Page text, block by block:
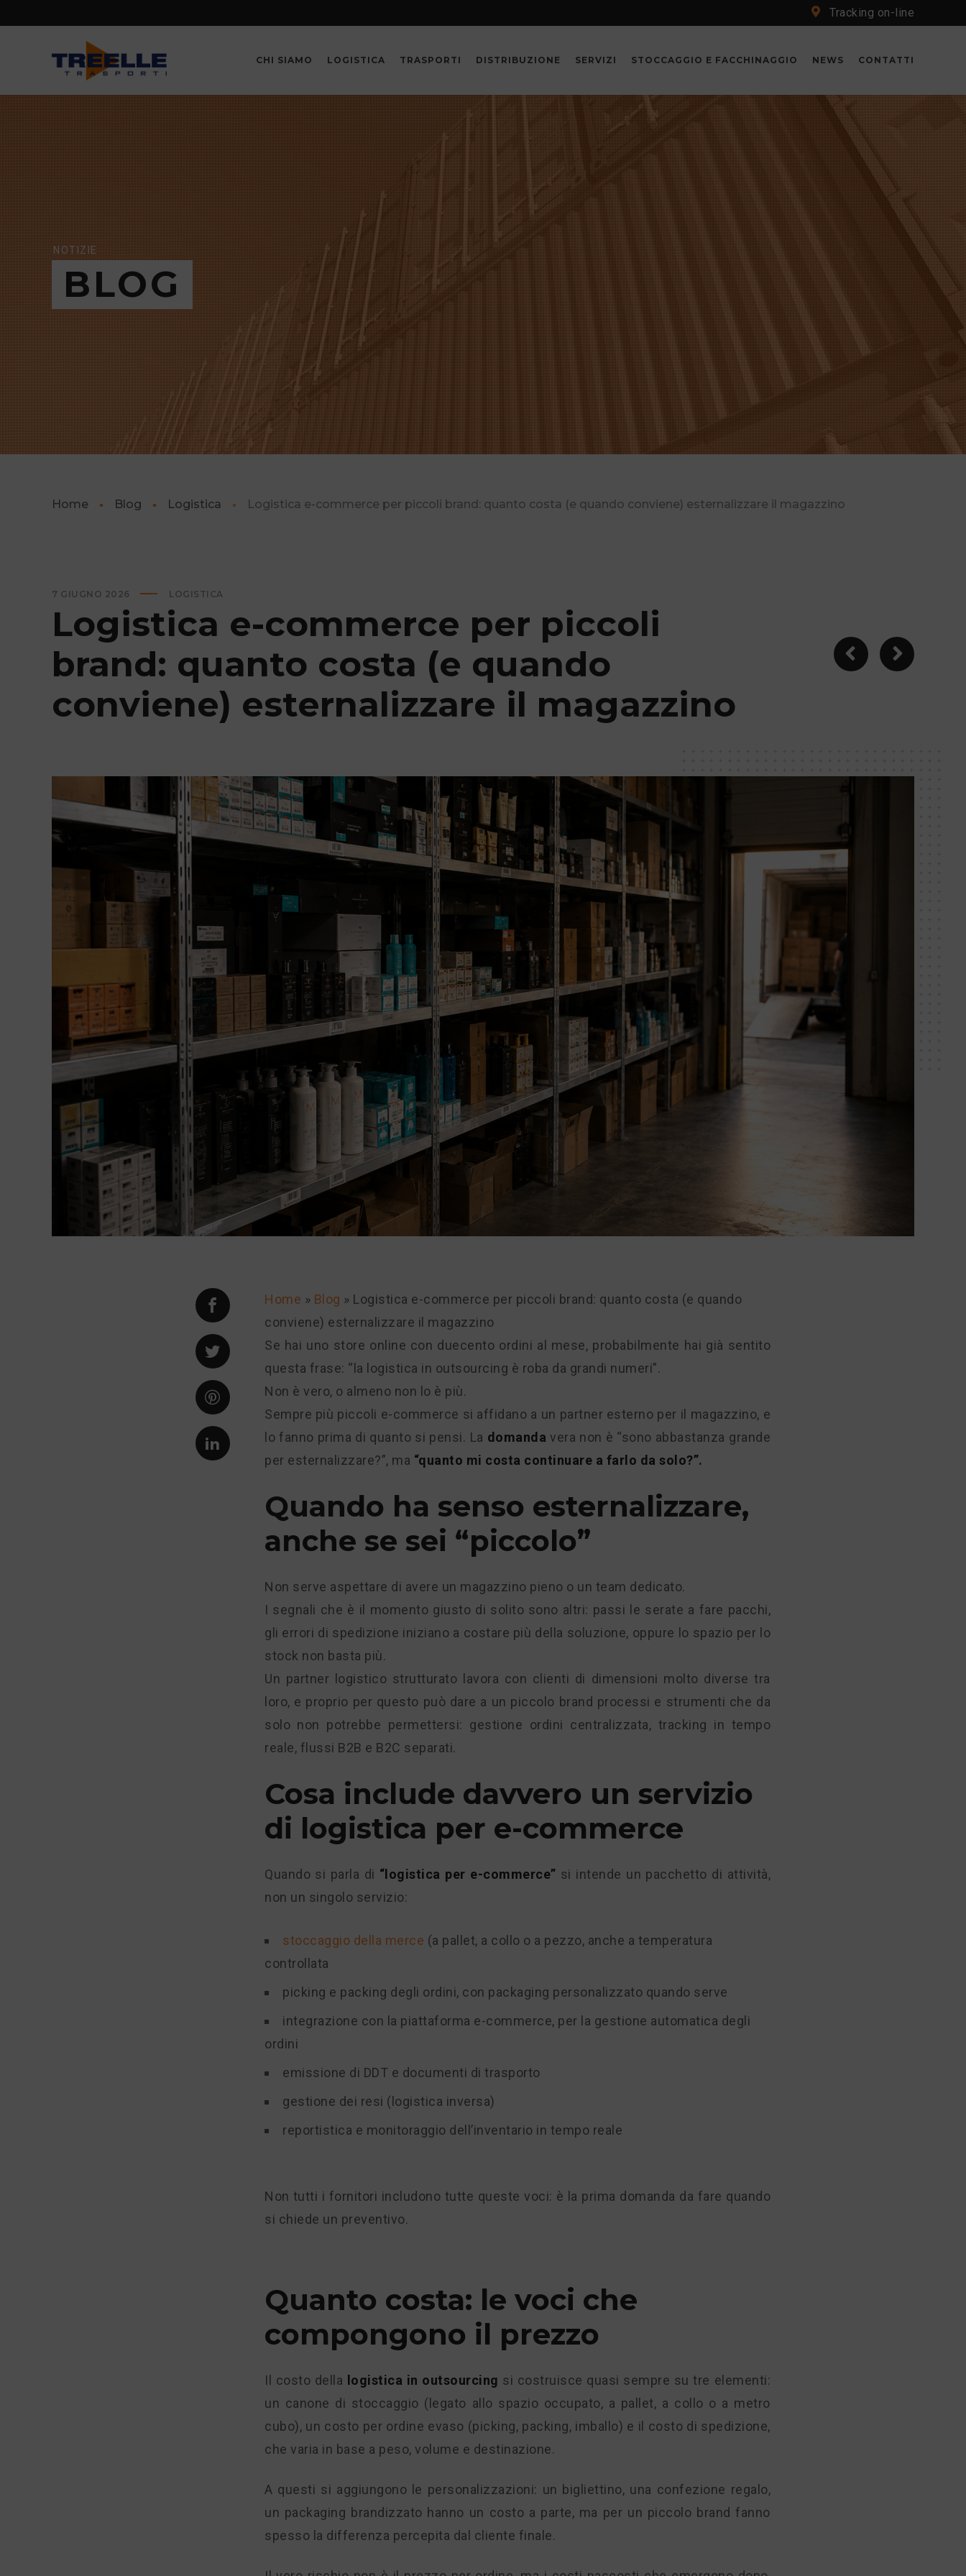
Tracking on-line
CHI SIAMO LOGISTICA TRASPORTI DISTRIBUZIONE SERVIZI STOCCAGGIO E FACCHINAGGIO NEWS CONTATTI
NOTIZIE
BLOG
Home Blog Logistica Logistica e-commerce per piccoli brand: quanto costa (e quando conviene) esternalizzare il magazzino
7 GIUGNO 2026 LOGISTICA
Logistica e-commerce per piccoli
brand: quanto costa (e quando
conviene) esternalizzare il magazzino
Home » Blog » Logistica e-commerce per piccoli brand: quanto costa (e quando
conviene) esternalizzare il magazzino
Se hai uno store online con duecento ordini al mese, probabilmente hai già sentito
questa frase: “la logistica in outsourcing è roba da grandi numeri”.
Non è vero, o almeno non lo è più.
Sempre più piccoli e-commerce si affidano a un partner esterno per il magazzino, e
lo fanno prima di quanto si pensi. La domanda vera non è “sono abbastanza grande
per esternalizzare?”, ma “quanto mi costa continuare a farlo da solo?”.
Quando ha senso esternalizzare,
anche se sei “piccolo”
Non serve aspettare di avere un magazzino pieno o un team dedicato.
I segnali che è il momento giusto di solito sono altri: passi le serate a fare pacchi,
gli errori di spedizione iniziano a costare più della soluzione, oppure lo spazio per lo
stock non basta più.
Un partner logistico strutturato lavora con clienti di dimensioni molto diverse tra
loro, e proprio per questo può dare a un piccolo brand processi e strumenti che da
solo non potrebbe permettersi: gestione ordini centralizzata, tracking in tempo
reale, flussi B2B e B2C separati.
Cosa include davvero un servizio
di logistica per e-commerce
Quando si parla di “logistica per e-commerce” si intende un pacchetto di attività,
non un singolo servizio:
stoccaggio della merce (a pallet, a collo o a pezzo, anche a temperatura
controllata
picking e packing degli ordini, con packaging personalizzato quando serve
integrazione con la piattaforma e-commerce, per la gestione automatica degli
ordini
emissione di DDT e documenti di trasporto
gestione dei resi (logistica inversa)
reportistica e monitoraggio dell’inventario in tempo reale
Non tutti i fornitori includono tutte queste voci: è la prima domanda da fare quando
si chiede un preventivo.
Quanto costa: le voci che
compongono il prezzo
Il costo della logistica in outsourcing si costruisce quasi sempre su tre elementi:
un canone di stoccaggio (legato allo spazio occupato, a pallet, a collo o a metro
cubo), un costo per ordine evaso (picking, packing, imballo) e il costo di spedizione,
che varia in base a peso, volume e destinazione.
A questi si aggiungono le personalizzazioni: un bigliettino, una confezione regalo,
un packaging brandizzato hanno un costo a parte, ma per un piccolo brand fanno
spesso la differenza percepita dal cliente finale.